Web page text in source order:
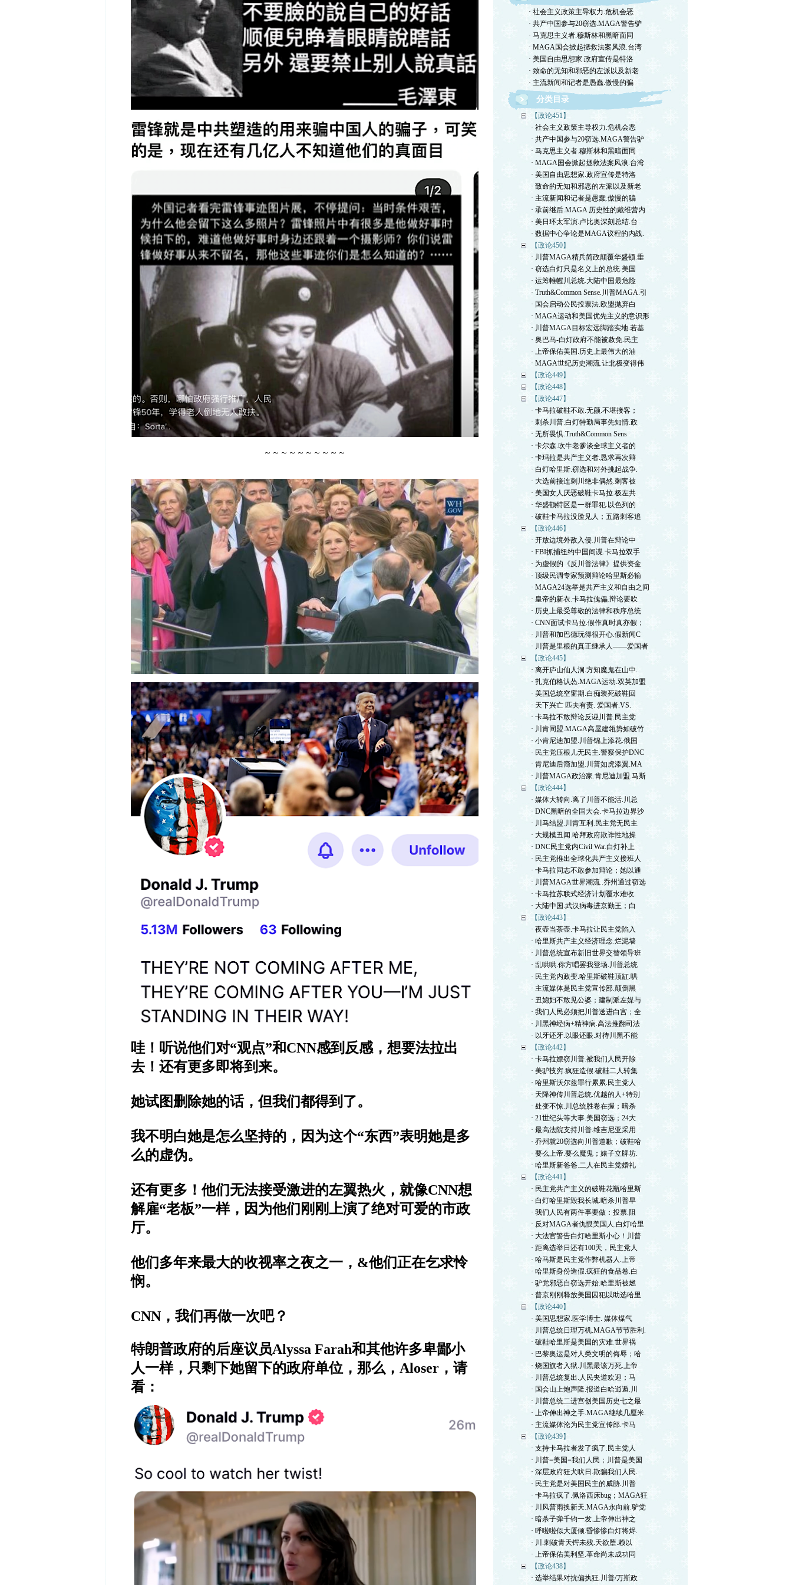
～～～～～～～～～～
哇！听说他们对“观点”和CNN感到反感，想要法拉出
去！还有更多即将到来。
她试图删除她的话，但我们都得到了。
我不明白她是怎么坚持的，因为这个“东西”表明她是多
么的虚伪。
还有更多！他们无法接受激进的左翼热火，就像CNN想
解雇“老板”一样，因为他们刚刚上演了绝对可爱的市政
厅。
他们多年来最大的收视率之夜之一， &他们正在乞求怜
悯。
CNN，我们再做一次吧？
特朗普政府的后座议员Alyssa Farah和其他许多卑鄙小
人一样，只剩下她留下的政府单位，那么， Aloser，请
看：
· 社会主义政策主导权力.危机会恶
· 共产中国参与20窃选.MAGA警告驴
· 马克思主义者.穆斯林和黑暗面同
· MAGA国会掀起拯救法案风浪.台湾
· 美国自由思想家.政府宣传是特洛
· 致命的无知和邪恶的左派以及新老
· 主流新闻和记者是愚蠢.傲慢的骗
分类目录
【政论451】
· 社会主义政策主导权力.危机会恶
· 共产中国参与20窃选.MAGA警告驴
· 马克思主义者.穆斯林和黑暗面同
· MAGA国会掀起拯救法案风浪.台湾
· 美国自由思想家.政府宣传是特洛
· 致命的无知和邪恶的左派以及新老
· 主流新闻和记者是愚蠢.傲慢的骗
· 承前继后.MAGA 历史性的戴维营内
· 美日环太军演.卢比奥深刻总结.台
· 数据中心争论是MAGA议程的内战.
【政论450】
· 川普MAGA精兵简政颠覆华盛顿.垂
· 窃选白灯只是名义上的总统.美国
· 运筹帷幄川总统.大陆中国最危险
· Truth&Common Sense.川普MAGA.引
· 国会启动公民投票法.欧盟抛弃白
· MAGA运动和美国优先主义的意识形
· 川普MAGA目标宏远脚踏实地.若基
· 奥巴马-白灯政府不能被赦免.民主
· 上帝保佑美国.历史上最伟大的油
· MAGA世纪历史潮流.让北极变得伟
【政论449】
【政论448】
【政论447】
· 卡马拉破鞋不敢.无颜.不堪接客；
· 刺杀川普.白灯特勤局事先知情.政
· 无所畏惧.Truth&Common Sens
· 卡尔森.吹牛老爹谈全球主义者的
· 卡玛拉是共产主义者.恳求再次辩
· 白灯哈里斯.窃选和对外挑起战争.
· 大选前接连刺川绝非偶然.刺客被
· 美国女人厌恶破鞋卡马拉.极左共
· 华盛顿特区是一群罪犯.以色列的
· 破鞋卡马拉没脸见人；五路刺客追
【政论446】
· 开放边境外敌入侵.川普在辩论中
· FBI抓捕纽约中国间谍.卡马拉双手
· 为虚假的《反川普法律》提供资金
· 顶级民调专家预测辩论哈里斯必输
· MAGA24选举是共产主义和自由之间
· 皇帝的新衣.卡马拉傀儡.辩论要吹
· 历史上最受尊敬的法律和秩序总统
· CNN面试卡马拉.假作真时真亦假；
· 川普和加巴德玩得很开心.假新闻C
· 川普是里根的真正继承人——爱国者
【政论445】
· 离开庐山仙人洞.方知魔鬼在山中.
· 扎克伯格认怂.MAGA运动.双英加盟
· 美国总统空窗期.白痴装死破鞋回
· 天下兴亡 匹夫有责. 爱国者.VS.
· 卡马拉不敢辩论反诬川普.民主党
· 川肯同盟.MAGA高屋建瓴势如破竹
· 小肯尼迪加盟.川普锦上添花.俄国
· 民主党压根儿无民主.警察保护DNC
· 肯尼迪后裔加盟.川普如虎添翼.MA
· 川普MAGA政治家.肯尼迪加盟.马斯
【政论444】
· 媒体大转向.离了川普不能活.川总
· DNC黑暗的全国大会.卡马拉边界沙
· 川马结盟.川肯互利.民主党无民主
· 大规模丑闻.哈拜政府欺诈性地操
· DNC民主党内Civil War.白灯补上
· 民主党推出全球化共产主义接班人
· 卡马拉同志不敢参加辩论；她以通
· 川普MAGA世界潮流..乔州通过窃选
· 卡马拉苏联式经济计划覆水难收.
· 大陆中国.武汉病毒进京勤王；白
【政论443】
· 夜壶当茶壶.卡马拉让民主党陷入
· 哈里斯共产主义经济理念.烂泥墙
· 川普总统宣布新旧世界交替领导班
· 乱哄哄.你方唱罢我登场.川普总统
· 民主党内政变.哈里斯破鞋顶缸.哄
· 主流媒体是民主党宣传部.颠倒黑
· 丑媳妇不敢见公婆；建制派左媒与
· 我们人民必须把川普送进白宫；全
· 川黑神经病+精神病.高法推翻司法
· 以牙还牙.以眼还眼.对待川黑不能
【政论442】
· 卡马拉嫖窃川普.被我们人民开除
· 美驴技穷.疯狂造假.破鞋二人转集
· 哈里斯沃尔兹罪行累累.民主党人
· 天降神传川普总统.优越的人+特别
· 处变不惊.川总统胜卷在握；暗杀
· 21世纪头等大事.美国窃选；24大
· 最高法院支持川普.维吉尼亚采用
· 乔州就20窃选向川普道歉；破鞋哈
· 要么上帝.要么魔鬼；婊子立牌坊.
· 哈里斯新爸爸.二人在民主党婚礼
【政论441】
· 民主党共产主义的破鞋花瓶哈里斯
· 白灯哈里斯毁我长城.暗杀川普早
· 我们人民有两件事要做：投票.阻
· 反对MAGA者仇恨美国人.白灯哈里
· 大法官警告白灯哈里斯小心！川普
· 距离选举日还有100天，民主党人
· 哈马斯是民主党作弊机器人.上帝
· 哈里斯身份造假.疯狂的食品卷.白
· 驴党邪恶自窃选开始.哈里斯被燃
· 普京刚刚释放美国囚犯以助选哈里
【政论440】
· 美国思想家.医学博士. 媒体煤气
· 川普总统日理万机.MAGA节节胜利.
· 破鞋哈里斯是美国的灾难.世界祸
· 巴黎奥运是对人类文明的侮辱；哈
· 烧国旗者入狱.川黑最该万死.上帝
· 川普总统复出.人民夹道欢迎；马
· 国会山上炮声隆.报道白哈逍遁.川
· 川普总统二进宫创美国历史七之最
· 上帝伸出神之手.MAGA继续几厘米.
· 主流媒体沦为民主党宣传部.卡马
【政论439】
· 支持卡马拉者发了疯了.民主党人
· 川普=美国=我们人民；川普是美国
· 深层政府狂犬吠日.欺骗我们人民.
· 民主党是对美国民主的威胁.川普
· 卡马拉疯了.佩洛西床bug；MAGA狂
· 川风普雨换新天.MAGA永向前.驴党
· 暗杀子弹千钧一发.上帝伸出神之
· 呼啦啦似大厦倾.昏惨惨白灯将烬.
· 川.刺破青天锷未残.天欲堕.赖以
· 上帝保佑美利坚.革命尚未成功同
【政论438】
· 选举结果对抗偏执狂.川普/万斯政